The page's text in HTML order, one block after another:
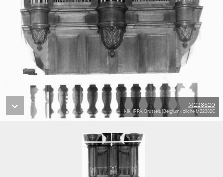
M223820
KIK-IRPA, Brussels (Belgium), cliché M223820